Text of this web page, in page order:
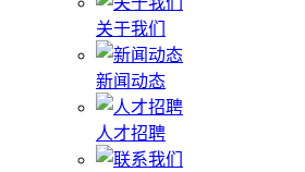
关于我们
新闻动态
人才招聘